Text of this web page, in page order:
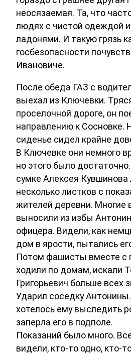
неосязаемая. Та, что
людях с чистой одеждой
ладонями. И такую грязь
госбезопасности
Ивановиче.
После обеда ГАЗ с
выехал из Ключевки.
проселочной дороге, он
направлению к Сосновке.
сиденье сидел крайне
В Ключевке они немного
но этого было
сумке Алексея
несколько листков с
жителей деревни. Многие
выносили из избы
офицера. Видели, как
дом в ярости, пытались
Потом фашисты вместе с
ходили по домам, искали
Григорьевич больше всех
Ударил соседку
хотелось ему выследить
заперла его в подполе.
Показаний было много.
видели, кто-то одно, кто-